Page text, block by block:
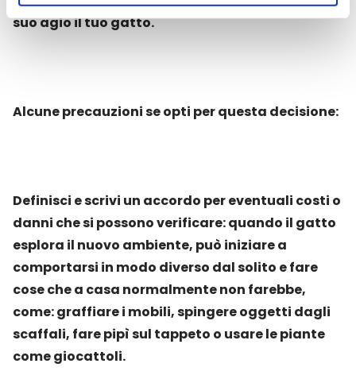
suo agio il tuo gatto.
Alcune precauzioni se opti per questa decisione:
Definisci e scrivi un accordo per eventuali costi o
danni che si possono verificare: quando il gatto
esplora il nuovo ambiente, può iniziare a
comportarsi in modo diverso dal solito e fare
cose che a casa normalmente non farebbe,
come: graffiare i mobili, spingere oggetti dagli
scaffali, fare pipì sul tappeto o usare le piante
come giocattoli.